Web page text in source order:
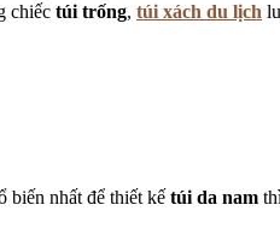
chiếc túi trống, túi xách du lịch
biến nhất để thiết kế túi da nam